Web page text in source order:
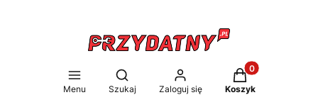
Menu
Otwórz wyszukiwarkę
Szukaj Zaloguj się
Produkty w
Koszyk